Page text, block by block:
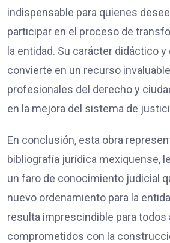
indispensable para quienes
participar en el proceso de
la entidad. Su carácter didáctico
convierte en un recurso
profesionales del derecho y
en la mejora del sistema de
En conclusión, esta obra
bibliografía jurídica mexiquense,
un faro de conocimiento judicial
nuevo ordenamiento para la
resulta imprescindible para todos
comprometidos con la